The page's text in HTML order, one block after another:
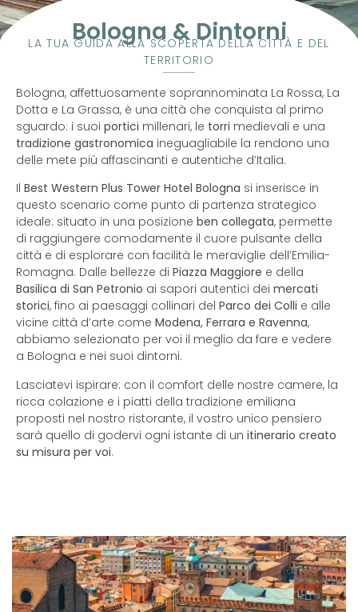
Bologna & Dintorni
LA TUA GUIDA ALLA SCOPERTA DELLA CITTÀ E DEL
TERRITORIO
Bologna, affettuosamente soprannominata La Rossa, La
Dotta e La Grassa, è una città che conquista al primo
sguardo: i suoi portici millenari, le torri medievali e una
tradizione gastronomica ineguagliabile la rendono una
delle mete più affascinanti e autentiche d’Italia.
Il Best Western Plus Tower Hotel Bologna si inserisce in
questo scenario come punto di partenza strategico
ideale: situato in una posizione ben collegata, permette
di raggiungere comodamente il cuore pulsante della
città e di esplorare con facilità le meraviglie dell’Emilia-
Romagna. Dalle bellezze di Piazza Maggiore e della
Basilica di San Petronio ai sapori autentici dei mercati
storici, fino ai paesaggi collinari del Parco dei Colli e alle
vicine città d’arte come Modena, Ferrara e Ravenna,
abbiamo selezionato per voi il meglio da fare e vedere
a Bologna e nei suoi dintorni.
Lasciatevi ispirare: con il comfort delle nostre camere, la
ricca colazione e i piatti della tradizione emiliana
proposti nel nostro ristorante, il vostro unico pensiero
sarà quello di godervi ogni istante di un itinerario creato
su misura per voi.